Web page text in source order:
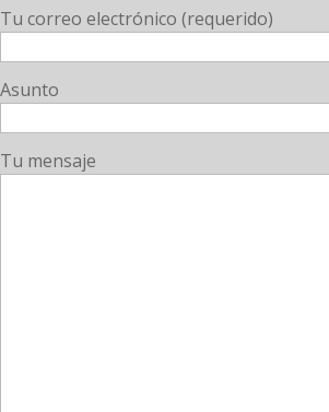
Tu correo electrónico (requerido)
Asunto
Tu mensaje